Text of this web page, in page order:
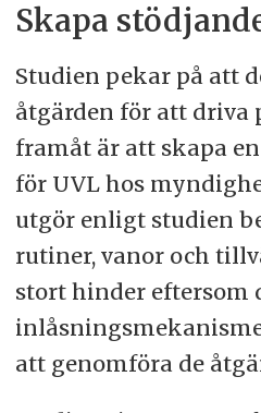
Skapa
Studien pekar på att
åtgärden för att driva
framåt är att skapa
för UVL hos
utgör enligt studien
rutiner, vanor och
stort hinder eftersom
att genomföra de